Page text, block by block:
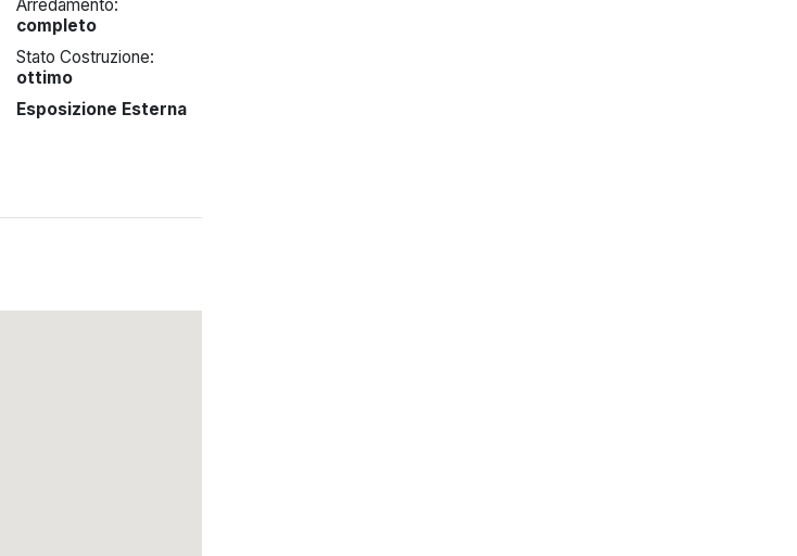
Arredamento:
completo
Stato Costruzione:
ottimo
Esposizione Esterna